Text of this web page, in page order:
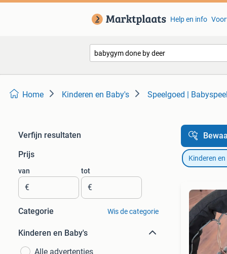
Help en info
Home Kinderen en Baby's Speelgoed |
Verfijn resultaten
Prijs
van
€
tot
€
Categorie Wis de categorie
Kinderen en Baby's
Alle advertenties
Kinderen